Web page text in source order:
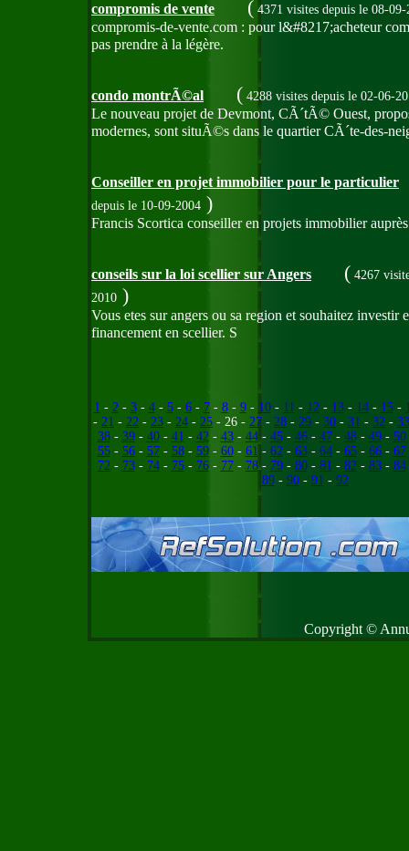
compromis de vente ( 4371 visites depuis le 08-09-
compromis-de-vente.com : pour l&#8217;acheteur
pas prendre à la légère.
condo montrÃ©al ( 4288 visites depuis le 02-06-
Le nouveau projet de Devmont, CÃ´tÃ© Ouest,
modernes, sont situÃ©s dans le quartier CÃ´te-des-
Conseiller en projet immobilier pour le particulier
depuis le 10-09-2004 )
Francis Scortica conseiller en projets immobilier
conseils sur la loi scellier sur Angers ( 4267
2010 )
Vous etes sur angers ou sa region et souhaitez
financement en scellier. S
1 - 2- 3- 4- 5- 6- 7- 8- 9- 10- 11 - 12- 13- 14- 15-
- 21 - 22 - 23 - 24 - 25 - 26 - 27 - 28 - 29 - 30 - 31 - 32 - 33
38- 39- 40- 41 - 42- 43- 44- 45- 46- 47- 48- 49- 50
55- 56- 57- 58- 59- 60- 61 - 62- 63- 64- 65- 66- 67
72- 73- 74- 75- 76- 77- 78- 79- 80- 81 - 82- 83- 84
89- 90- 91 - 92
Copyright ©